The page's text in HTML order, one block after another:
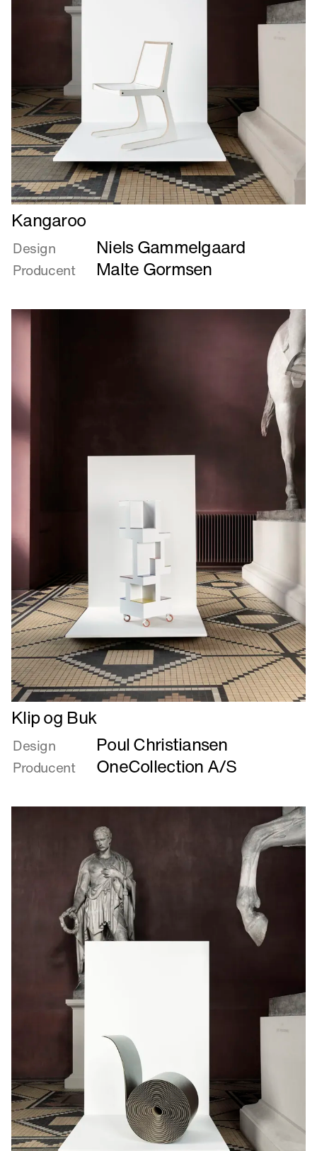
Læs
mere
om
Kangaroo
Kangaroo
Design Niels Gammelgaard
Producent Malte Gormsen
Læs
mere
om
Klip
og
Klip og Buk
Design Poul Christiansen
Producent OneCollection A/S